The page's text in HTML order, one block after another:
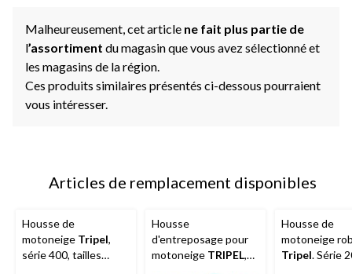
Malheureusement, cet article ne fait plus partie de
l’assortiment du magasin que vous avez sélectionné et
les magasins de la région.
Ces produits similaires présentés ci-dessous pourraient
vous intéresser.
Articles de remplacement disponibles
Housse de
motoneige Tripel,
série 400, tailles
Housse
d'entreposage pour
motoneige TRIPEL,
Housse de
motoneige
Tripel. Série